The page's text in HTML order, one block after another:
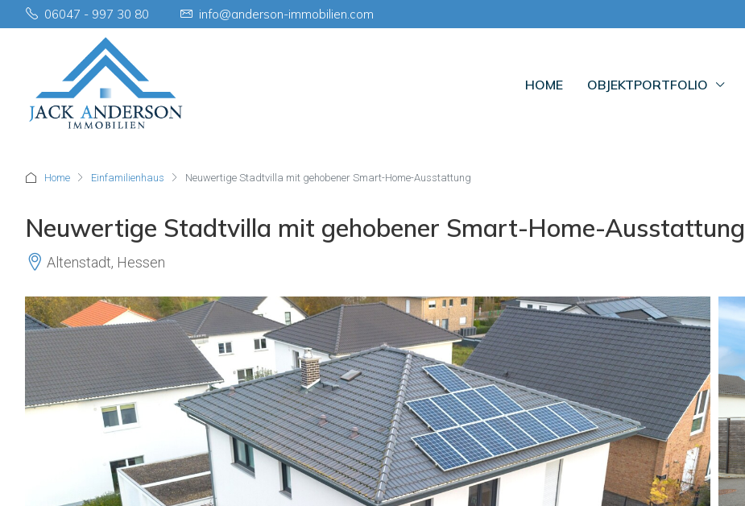
06047 - 997 30 80 info@anderson-immobilien.com
HOME OBJEKTPORTFOLIO
Home Einfamilienhaus Neuwertige Stadtvilla mit gehobener Smart-Home-Ausstattung
Neuwertige Stadtvilla mit gehobener Smart-Home-Ausstattung
Altenstadt, Hessen